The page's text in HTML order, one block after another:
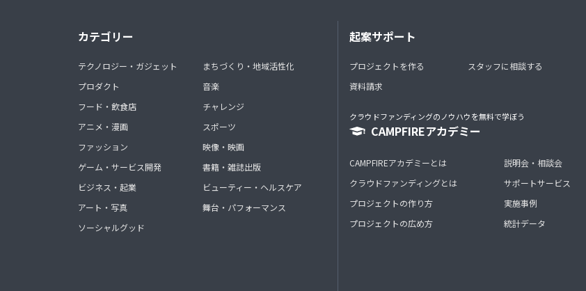
カテゴリー
テクノロジー・ガジェット
プロダクト
フード・飲食店
アニメ・漫画
ファッション
ゲーム・サービス開発
ビジネス・起業
アート・写真
ソーシャルグッド
まちづくり・地域活性化
音楽
チャレンジ
スポーツ
映像・映画
書籍・雑誌出版
ビューティー・ヘルスケア
舞台・パフォーマンス
起案サポート
プロジェクトを作る
資料請求
スタッフに相談する
クラウドファンディングのノウハウを無料で学ぼう
CAMPFIREアカデミー
CAMPFIREアカデミーとは
クラウドファンディングとは
プロジェクトの作り方
プロジェクトの広め方
説明会・相談会
サポートサービス
実施事例
統計データ